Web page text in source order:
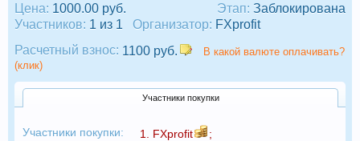
Этап: Заблокирована
Цена: 1000.00 руб.
Участников: 1 из 1 Организатор: FXprofit
Расчетный взнос: 1100 руб.
В какой валюте оплачивать?
(клик)
Участники покупки
Участники покупки: 1. FXprofit
;